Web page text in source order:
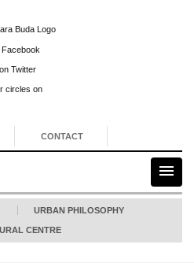
CONTACT
URBAN PHILOSOPHY
CENTRE